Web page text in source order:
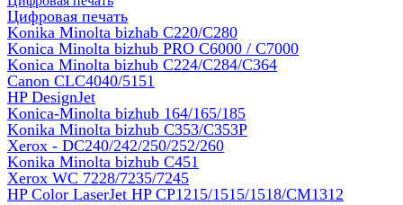
Цифровая печать
Konika Minolta bizhab C220/C280
Konica Minolta bizhub PRO C6000 / C7000
Konica Minolta bizhub С224/С284/С364
Canon CLC4040/5151
HP DesignJet
Konica-Minolta bizhub 164/165/185
Konika Minolta bizhub C353/C353Р
Xerox - DC240/242/250/252/260
Konika Minolta bizhub C451
Xerox WC 7228/7235/7245
HP Color LaserJet HP CP1215/1515/1518/CM1312